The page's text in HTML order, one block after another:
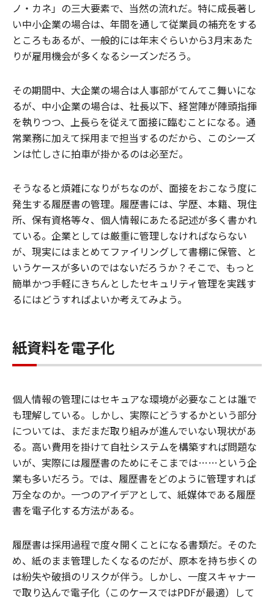
ノ・カネ」の三大要素で、当然の流れだ。特に成長著し
い中小企業の場合は、年間を通して従業員の補充をする
ところもあるが、一般的には年末ぐらいから3月末あた
りが雇用機会が多くなるシーズンだろう。
その期間中、大企業の場合は人事部がてんてこ舞いにな
るが、中小企業の場合は、社長以下、経営陣が陣頭指揮
を執りつつ、上長らを従えて面接に臨むことになる。通
常業務に加えて採用まで担当するのだから、このシーズ
ンは忙しさに拍車が掛かるのは必至だ。
そうなると煩雑になりがちなのが、面接をおこなう度に
発生する履歴書の管理。履歴書には、学歴、本籍、現住
所、保有資格等々、個人情報にあたる記述が多く書かれ
ている。企業としては厳重に管理しなければならない
が、現実にはまとめてファイリングして書棚に保管、と
いうケースが多いのではないだろうか？そこで、もっと
簡単かつ手軽にきちんとしたセキュリティ管理を実践す
るにはどうすればよいか考えてみよう。
紙資料を電子化
個人情報の管理にはセキュアな環境が必要なことは誰で
も理解している。しかし、実際にどうするかという部分
については、まだまだ取り組みが進んでいない現状があ
る。高い費用を掛けて自社システムを構築すれば問題な
いが、実際には履歴書のためにそこまでは……という企
業も多いだろう。では、履歴書をどのように管理すれば
万全なのか。一つのアイデアとして、紙媒体である履歴
書を電子化する方法がある。
履歴書は採用過程で度々開くことになる書類だ。そのた
め、紙のまま管理したくなるのだが、原本を持ち歩くの
は紛失や破損のリスクが伴う。しかし、一度スキャナー
で取り込んで電子化（このケースではPDFが最適）して